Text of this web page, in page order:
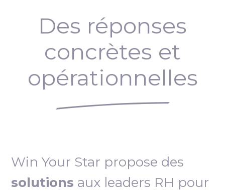
Des réponses
concrètes et
opérationnelles
Win Your Star propose des
solutions aux leaders RH pour